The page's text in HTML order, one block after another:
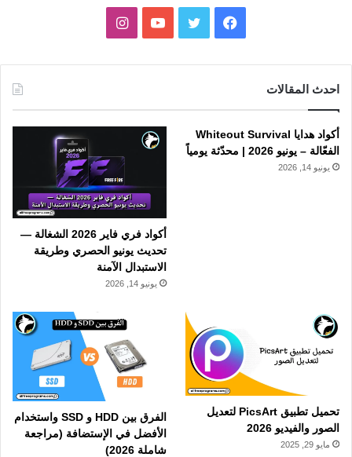
فيسبوك تويتر يوتيوبانستقرام
احدث المقالات
أكواد هدايا Whiteout Survival
الفعّالة – يونيو 2026 | محدّثة يومياً
يونيو 14, 2026
أكواد فري فاير 2026 الشغالة —
تحديث يونيو الحصري وطريقة
الاستبدال الآمنة
يونيو 14, 2026
تحميل تطبيق PicsArt لتعديل
الصور والفيديو 2026
مايو 29, 2025
الفرق بين HDD و SSD واستخدام
الأفضل في الإستضافة (مراجعة
شاملة 2026)